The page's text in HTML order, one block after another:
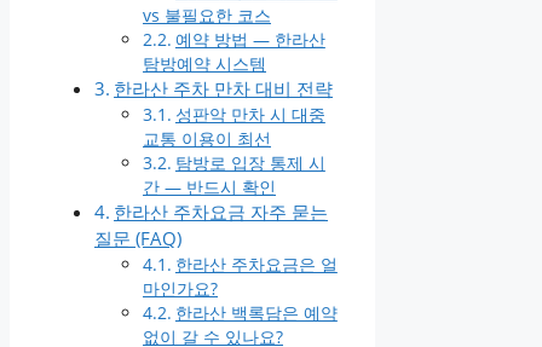
vs 불필요한 코스
예약 방법 — 한라산
탐방예약 시스템
한라산 주차 만차 대비 전략
성판악 만차 시 대중
교통 이용이 최선
탐방로 입장 통제 시
간 — 반드시 확인
한라산 주차요금 자주 묻는
질문 (FAQ)
한라산 주차요금은 얼
마인가요?
한라산 백록담은 예약
없이 갈 수 있나요?